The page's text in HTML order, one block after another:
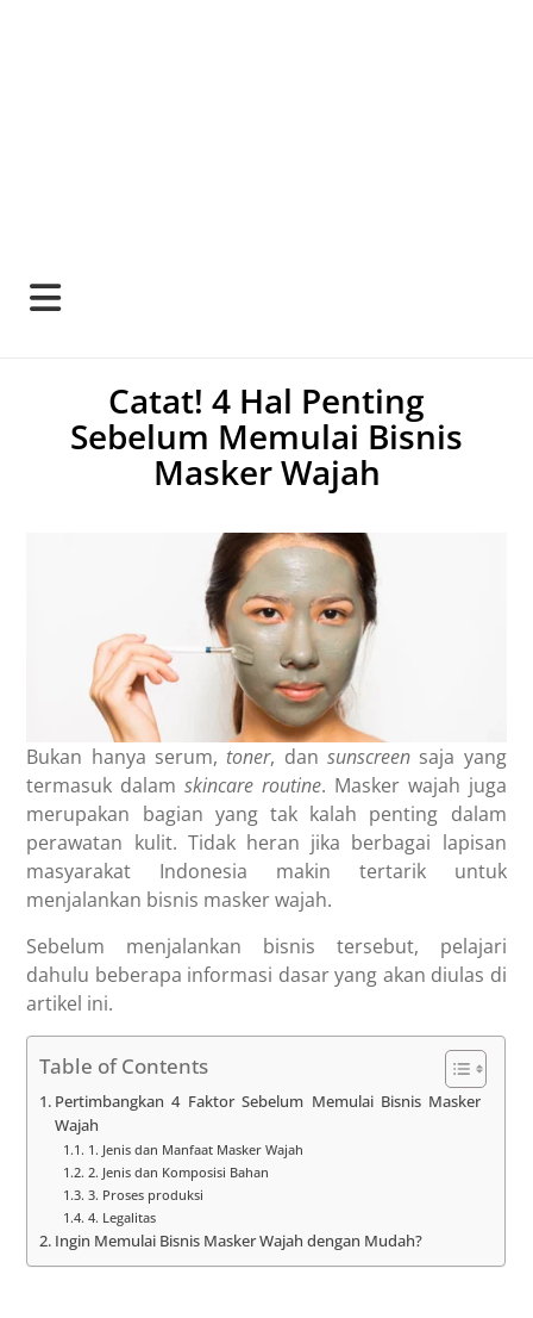
Catat! 4 Hal Penting
Sebelum Memulai Bisnis
Masker Wajah
Bukan hanya serum, toner, dan sunscreensaja yang
termasuk dalamskincare routine. Masker wajah juga
merupakan bagian yang tak kalah penting dalam
perawatan kulit. Tidak heran jika berbagai lapisan
masyarakat Indonesia makin tertarik untuk
menjalankan bisnis masker wajah.
Sebelum menjalankan bisnis tersebut, pelajari
dahulu beberapa informasi dasar yang akan diulas di
artikel ini.
Table of Contents
Pertimbangkan 4 Faktor Sebelum Memulai Bisnis Masker
Wajah
1. Jenis dan Manfaat Masker Wajah
2. Jenis dan Komposisi Bahan
3. Proses produksi
4. Legalitas
Ingin Memulai Bisnis Masker Wajah dengan Mudah?